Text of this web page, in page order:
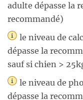
adulte dépasse la
recommandé)
le niveau de
dépasse la
sauf si chien >
le niveau de
dépasse la